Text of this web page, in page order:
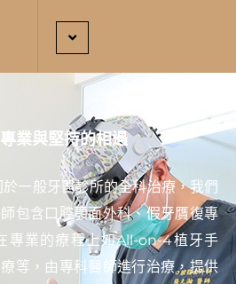
業與堅持的相遇
一般牙醫診所的全科治療，我們
包含口腔顎面外科、假牙贋復專
專業的療程上如All-on-4植牙手
等，由專科醫師進行治療，提供